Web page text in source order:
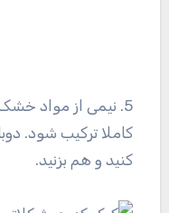
5. نیمی از مواد خشک
کاملا ترکیب شود.
کنید و هم بزنید.